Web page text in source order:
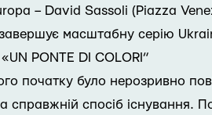
– David Sassoli (Piazza
масштабну серію
PONTE DI COLORI”
початку було нерозривно
спосіб існування.